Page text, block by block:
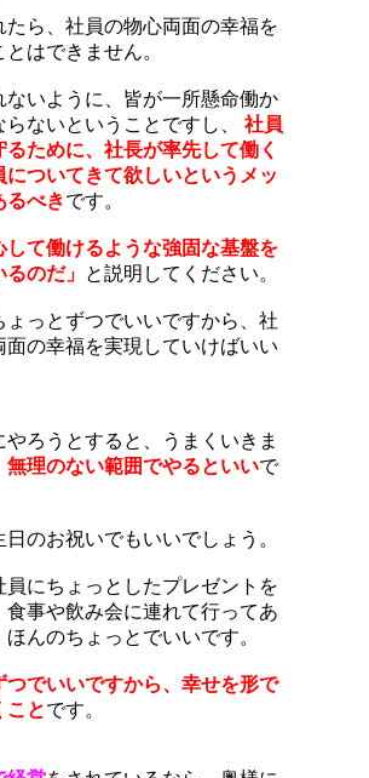
たら、社員の物心両面の幸福を
はできません。
ないように、皆が一所懸命働か
らないということですし、 社員
るために、社長が率先して働く
についてきて欲しいというメッ
るべきです。
して働けるような強固な基盤を
のだ」 と説明してください。
ょっとずつでいいですから、社
面の幸福を実現していけばいい
やろうとすると、うまくいきま
無理のない範囲でやるといいで
のお祝いでもいいでしょう。
員にちょっとしたプレゼントを
食事や飲み会に連れて行ってあ
ほんのちょっとでいいです。
つでいいですから、幸せを形で
ことです。